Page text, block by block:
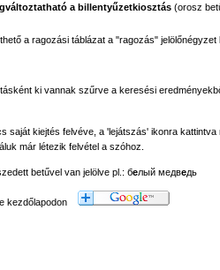
a billentyűzetkiosztás (orosz
a ragozási táblázat a "ragozás" jelölőnégyzet
ki vannak szűrve a keresési
saját kiejtés felvéve, a 'lejátszás' ikonra kattintva
már létezik felvétel a szóhoz.
betűvel van jelölve pl.: белый медведь
kezdőlapodon